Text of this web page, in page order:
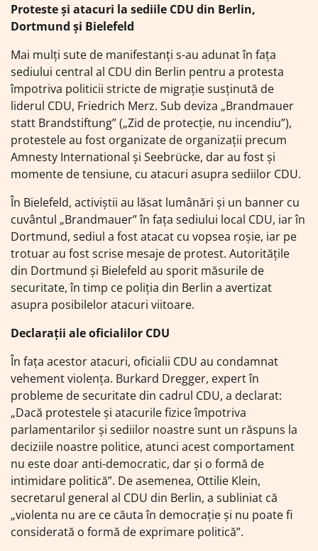
Proteste și atacuri la sediile CDU din Berlin,
Dortmund și Bielefeld
Mai mulți sute de manifestanți s-au adunat în fața
sediului central al CDU din Berlin pentru a protesta
împotriva politicii stricte de migrație susținută de
liderul CDU, Friedrich Merz. Sub deviza „Brandmauer
statt Brandstiftung” („Zid de protecție, nu incendiu”),
protestele au fost organizate de organizații precum
Amnesty International și Seebrücke, dar au fost și
momente de tensiune, cu atacuri asupra sediilor CDU.
În Bielefeld, activiștii au lăsat lumânări și un banner cu
cuvântul „Brandmauer” în fața sediului local CDU, iar în
Dortmund, sediul a fost atacat cu vopsea roșie, iar pe
trotuar au fost scrise mesaje de protest. Autoritățile
din Dortmund și Bielefeld au sporit măsurile de
securitate, în timp ce poliția din Berlin a avertizat
asupra posibilelor atacuri viitoare.
Declarații ale oficialilor CDU
În fața acestor atacuri, oficialii CDU au condamnat
vehement violența. Burkard Dregger, expert în
probleme de securitate din cadrul CDU, a declarat:
„Dacă protestele și atacurile fizice împotriva
parlamentarilor și sediilor noastre sunt un răspuns la
deciziile noastre politice, atunci acest comportament
nu este doar anti-democratic, dar și o formă de
intimidare politică”. De asemenea, Ottilie Klein,
secretarul general al CDU din Berlin, a subliniat că
„violenta nu are ce căuta în democrație și nu poate fi
considerată o formă de exprimare politică”.